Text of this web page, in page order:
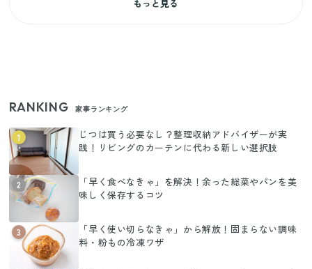
もっと見る
RANKING 家事ランキング
1
じつは買う必要なし？整理収納アドバイザーが実
践！リビングのカーテンに代わる新しい選択肢
2
「早く食べなきゃ」を解決！余った総菜やパンを美
味しく保存するコツ
3
「早く使い切らなきゃ」から解放！固まらない調味
料・粉もの冷凍ワザ